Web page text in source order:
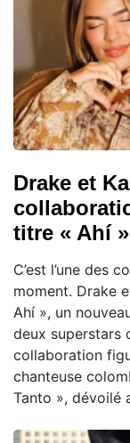
Drake et
titre « Ahí »
C’est l’une des
moment. Drake
Ahí », un
deux superstars
collaboration
chanteuse
Tanto », dévoilé